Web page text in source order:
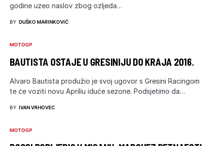
godine uzeo naslov zbog ozljeda…
BY DUŠKO MARINKOVIĆ
MOTOGP
BAUTISTA OSTAJE U GRESINIJU DO KRAJA 2016.
Alvaro Bautista produžio je svoj ugovor s Gresini Racingom
te će voziti novu Apriliu iduće sezone. Podsjetimo da…
BY IVAN VRHOVEC
MOTOGP